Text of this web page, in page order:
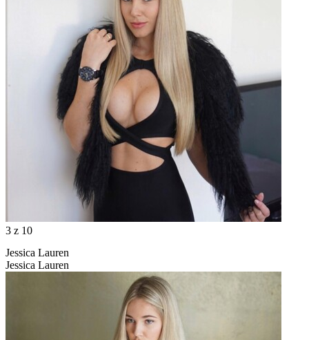
3 z 10
Jessica Lauren
Jessica Lauren